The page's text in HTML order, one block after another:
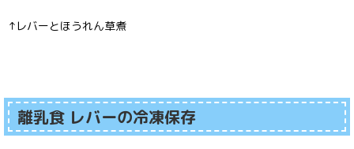
↑レバーとほうれん草煮
離乳食 レバーの冷凍保存